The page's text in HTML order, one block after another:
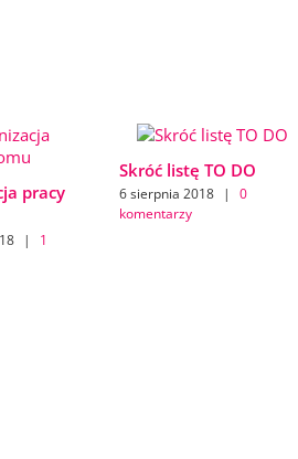
pracy
|
1
Skróć listę TO DO
6 sierpnia 2018 |
0
komentarzy